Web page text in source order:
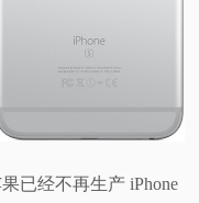
已经不再生产 iPhone